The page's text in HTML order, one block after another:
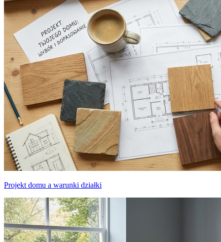
Projekt domu a warunki działki